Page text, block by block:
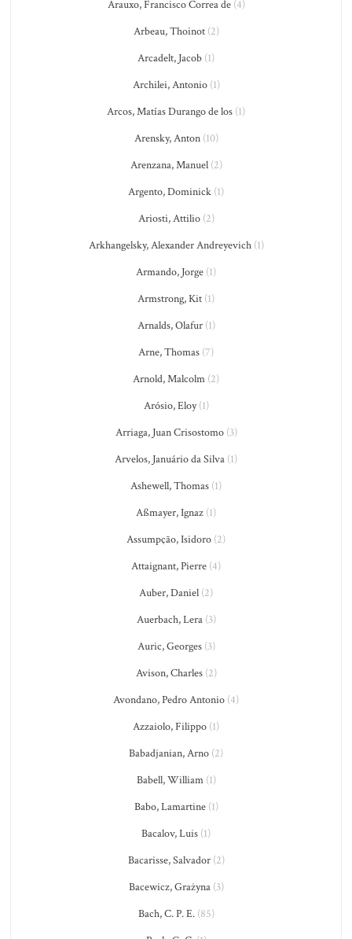
Arauxo, Francisco Correa de(4)
Arbeau, Thoinot(2)
Arcadelt, Jacob (1)
Archilei, Antonio(1)
Arcos, Matías Durango de los (1)
Arensky, Anton(10)
Arenzana, Manuel(2)
Argento, Dominick (1)
Ariosti, Attilio(2)
Arkhangelsky, Alexander Andreyevich(1)
Armando, Jorge (1)
Armstrong, Kit (1)
Arnalds, Olafur(1)
Arne, Thomas (7)
Arnold, Malcolm (2)
Arósio, Eloy(1)
Arriaga, Juan Crisostomo(3)
Arvelos, Januário da Silva (1)
Ashewell, Thomas (1)
Aßmayer, Ignaz (1)
Assumpção, Isidoro (2)
Attaignant, Pierre (4)
Auber, Daniel (2)
Auerbach, Lera(3)
Auric, Georges(3)
Avison, Charles(2)
Avondano, Pedro Antonio (4)
Azzaiolo, Filippo (1)
Babadjanian, Arno (2)
Babell, William(1)
Babo, Lamartine(1)
Bacalov, Luis (1)
Bacarisse, Salvador(2)
Bacewicz, Grażyna(3)
Bach, C. P. E.(85)